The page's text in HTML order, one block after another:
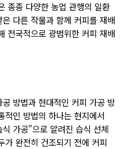
종종 다양한 농업 관행의 일환
다른 작물과 함께 커피를 재배
전국적으로 광범위한 커피 재배
방법과 현대적인 커피 가공 방
적인 방법의 하나는 현지에서
가공”으로 알려진 습식 선체
가 완전히 건조되기 전에 커피